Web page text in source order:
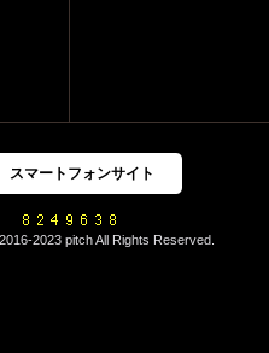
スマートフォンサイト
2023 pitch All Rights Reserved.